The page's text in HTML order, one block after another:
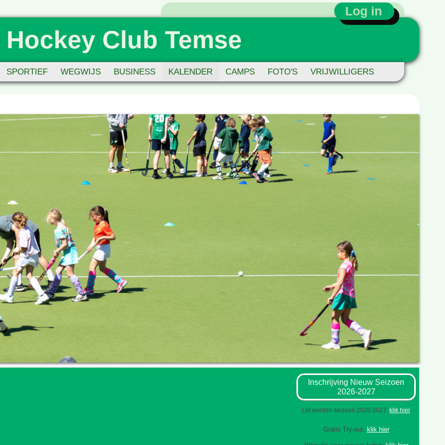
Log in
Hockey Club Temse
SPORTIEF WEGWIJS BUSINESS KALENDER CAMPS FOTO'S VRIJWILLIGERS
Inschrijving Nieuw Seizoen
2026-2027
Lid worden seizoen 2026-2027: klik hier
Gratis Try-out: klik hier